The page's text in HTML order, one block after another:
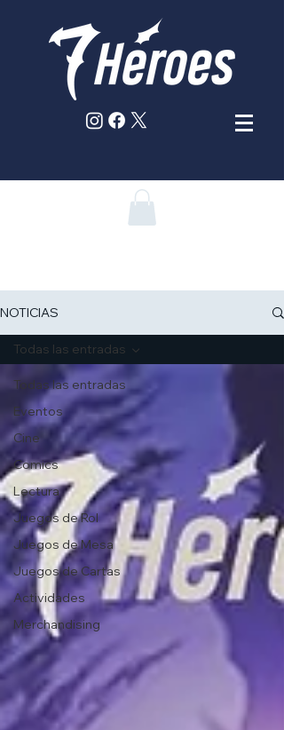
NOTICIAS
Todas las entradas
Eventos
Cine
Comics
Lectura
Juegos de Rol
Juegos de Mesa
Juegos de Cartas
Actividades
Merchandising
Todas las entradas